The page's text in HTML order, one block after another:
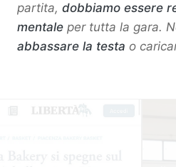
partita, dobbiamo essere
mentale per tutta la gara.
abbassare la testa o